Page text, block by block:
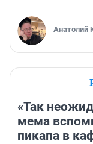
Анатолий
«Так
мема
пикапа в